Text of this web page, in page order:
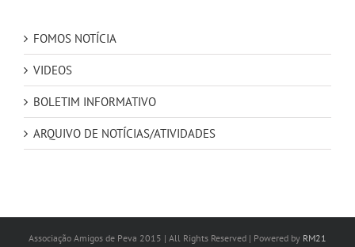
FOMOS NOTÍCIA
VIDEOS
BOLETIM INFORMATIVO
ARQUIVO DE NOTÍCIAS/ATIVIDADES
Associação Amigos de Peva 2015 | All Rights Reserved | Powered by RM21